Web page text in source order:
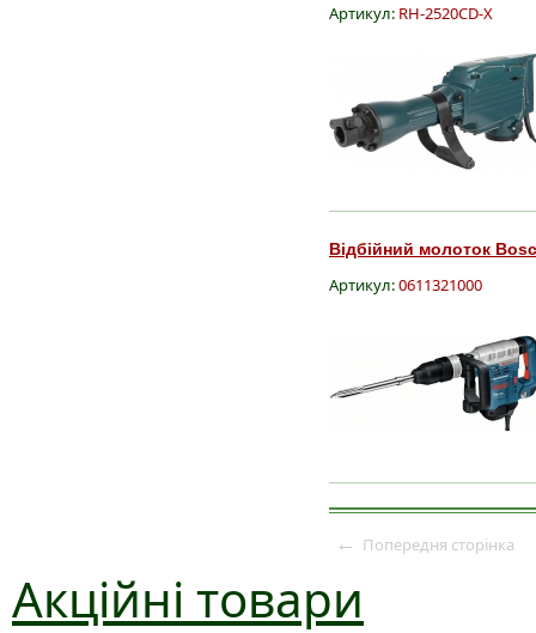
Артикул: RH-2520CD-X
Відбійний молоток
Артикул:0611321000
← Попередня сторінка
Акційні товари